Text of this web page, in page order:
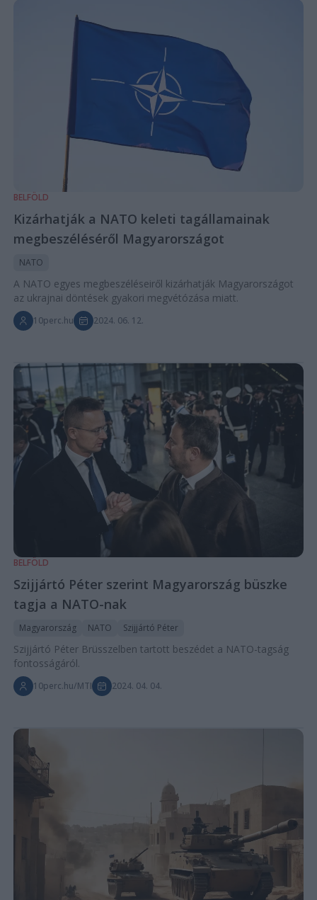
BELFÖLD
Kizárhatják a NATO keleti tagállamainak
megbeszéléséről Magyarországot
NATO
A NATO egyes megbeszéléseiről kizárhatják Magyarországot
az ukrajnai döntések gyakori megvétózása miatt.
10perc.hu 2024. 06. 12.
BELFÖLD
Szijjártó Péter szerint Magyarország büszke
tagja a NATO-nak
Magyarország NATO Szijjártó Péter
Szijjártó Péter Brüsszelben tartott beszédet a NATO-tagság
fontosságáról.
10perc.hu/MTI 2024. 04. 04.